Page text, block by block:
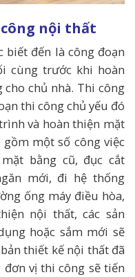
nội thất
đến là công đoạn
cùng trước khi hoàn
chủ nhà. Thi công
thi công chủ yếu đó
và hoàn thiện mặt
một số công việc
bằng cũ, đục cắt
mới, đi hệ thống
ống máy điều hòa,
nội thất, các sản
hoặc sắm mới sẽ
thiết kế nội thất đã
vị thi công sẽ tiến